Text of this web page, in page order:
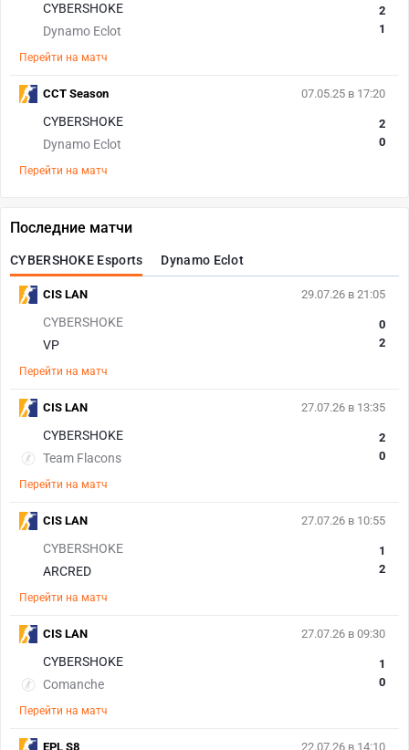
CYBERSHOKE
Dynamo Eclot
2
1
Перейти на матч
07.05.25 в 17:20
CYBERSHOKE
Dynamo Eclot
2
0
Перейти на матч
CCT Season
Последние матчи
CYBERSHOKE Esports Dynamo Eclot
29.07.26 в 21:05
CYBERSHOKE
VP
0
2
Перейти на матч
CIS LAN
27.07.26 в 13:35
CYBERSHOKE
Team Flacons
2
0
Перейти на матч
CIS LAN
27.07.26 в 10:55
CYBERSHOKE
ARCRED
1
2
Перейти на матч
CIS LAN
27.07.26 в 09:30
CYBERSHOKE
Comanche
1
0
Перейти на матч
CIS LAN
22.07.26 в 14:10
EPL S8